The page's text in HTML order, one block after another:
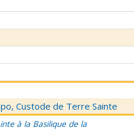
Custode de Terre Sainte
à la Basilique de la